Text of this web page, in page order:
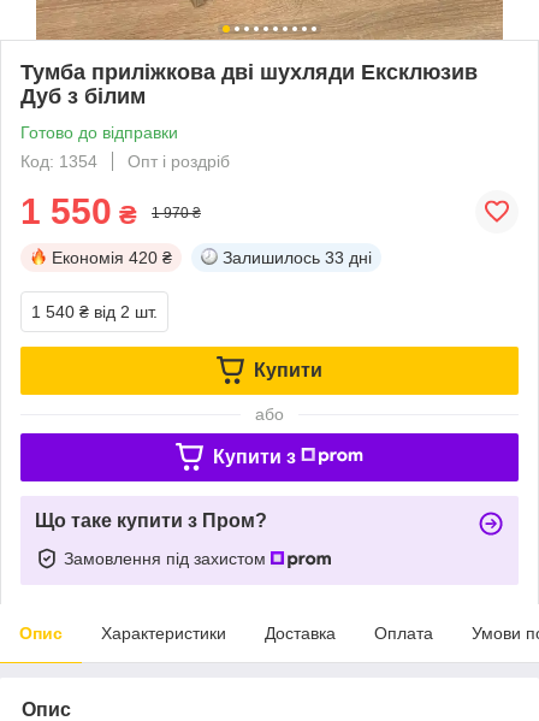
Тумба приліжкова дві шухляди Ексклюзив
Дуб з білим
Готово до відправки
Код: 1354
Опт і роздріб
1 550 ₴ 1 970 ₴
Економія 420 ₴ Залишилось 33 дні
1 540 ₴ від 2 шт.
Купити
або
Купити з
Що таке купити з Пром?
Замовлення під захистом
Опис Характеристики Доставка Оплата Умови
Опис